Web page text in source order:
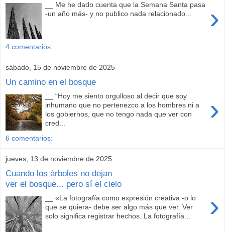
›
__ Me he dado cuenta que la Semana Santa pasa
-un año más- y no publico nada relacionado...
4 comentarios:
sábado, 15 de noviembre de 2025
Un camino en el bosque
›
__ “Hoy me siento orgulloso al decir que soy
inhumano que no pertenezco a los hombres ni a
los gobiernos, que no tengo nada que ver con
cred...
6 comentarios:
jueves, 13 de noviembre de 2025
Cuando los árboles no dejan
ver el bosque... pero sí el cielo
›
__ «La fotografía como expresión creativa -o lo
que se quiera- debe ser algo más que ver. Ver
solo significa registrar hechos. La fotografía...